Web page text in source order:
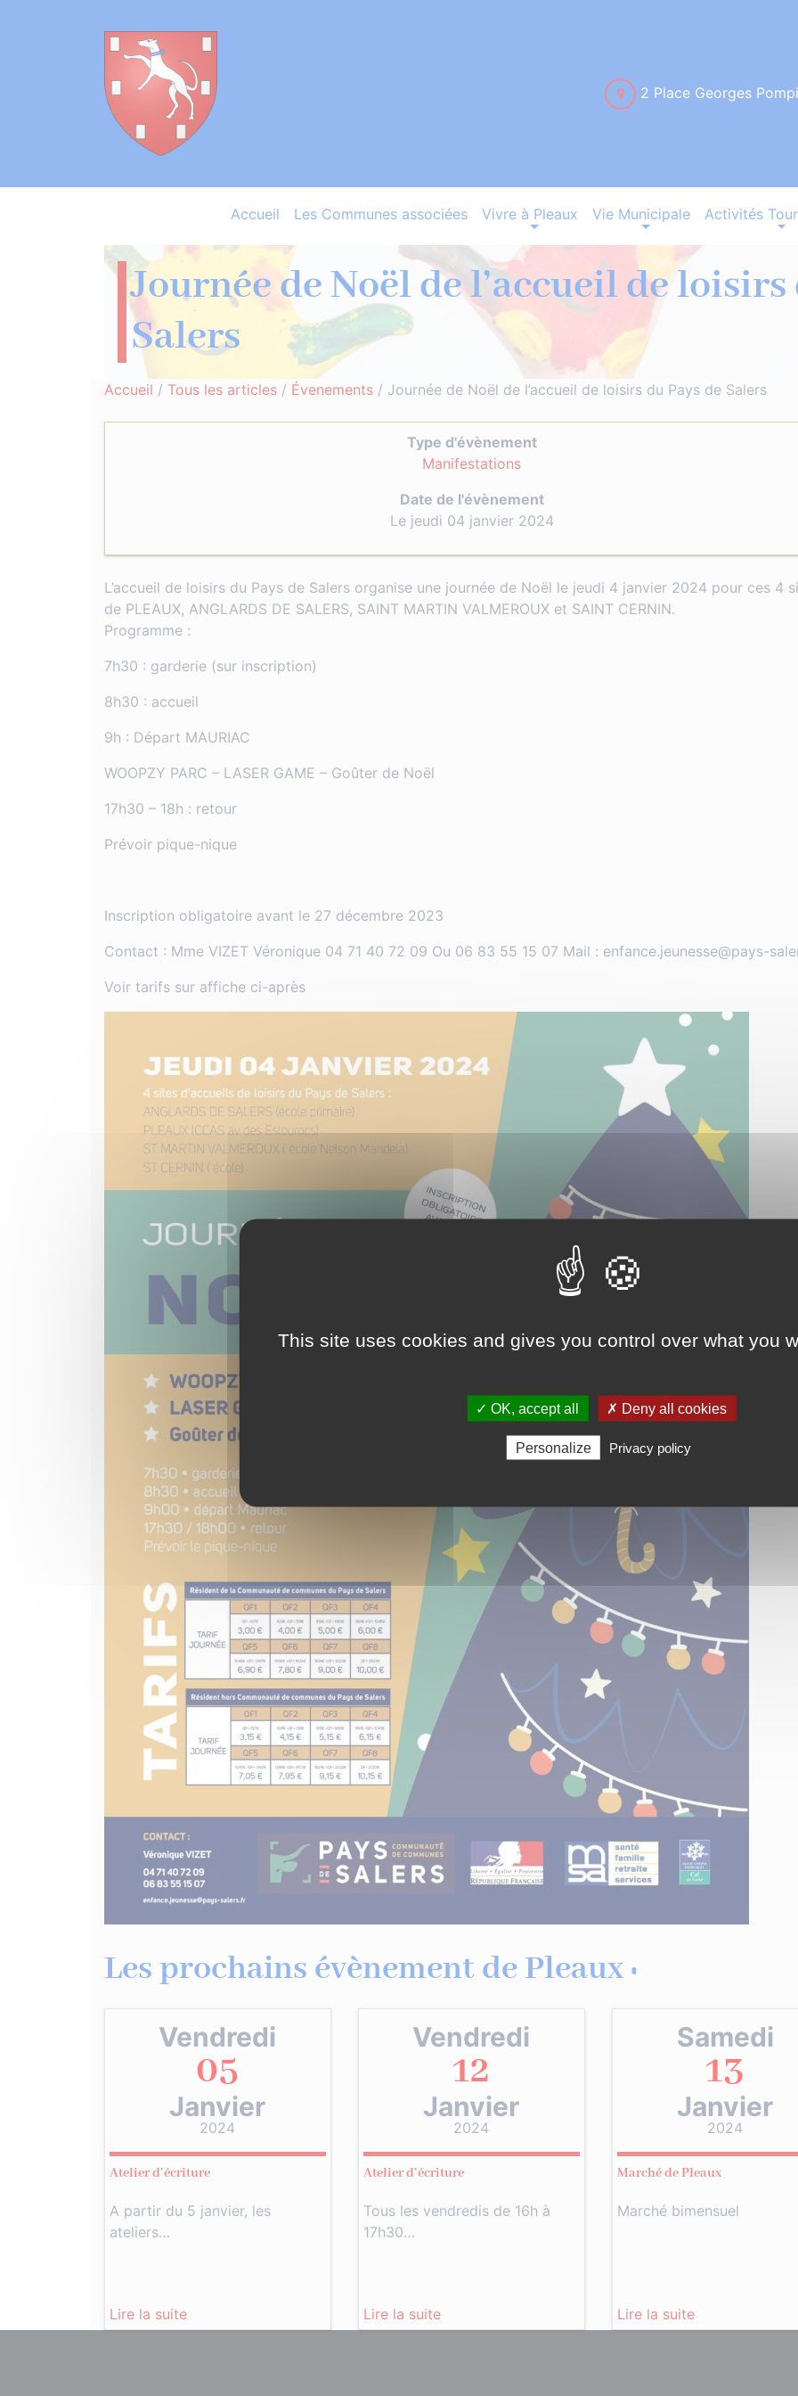
2 Place Georges
Accueil Les Communes associées Vivre à Pleaux Vie Municipale Activités
Journée de Noël de l’accueil de loisirs
Salers
Accueil / Tous les articles / Évenements / Journée de Noël de l’accueil de loisirs du Pays de Salers
Type d'évènement
Manifestations
Date de l'évènement
Le jeudi 04 janvier 2024
L’accueil de loisirs du Pays de Salers organise une journée de Noël le jeudi 4 janvier 2024 pour ces 4
de PLEAUX, ANGLARDS DE SALERS, SAINT MARTIN VALMEROUX et SAINT CERNIN.
Programme :
7h30 : garderie (sur inscription)
8h30 : accueil
9h : Départ MAURIAC
WOOPZY PARC – LASER GAME – Goûter de Noël
17h30 – 18h : retour
Prévoir pique-nique
Inscription obligatoire avant le 27 décembre 2023
Contact : Mme VIZET Véronique 04 71 40 72 09 Ou 06 83 55 15 07 Mail : enfance.jeunesse@pays-
Voir tarifs sur affiche ci-après
Les prochains évènement de Pleaux :
Vendredi
05
Janvier
2024
Atelier d’écriture
A partir du 5 janvier, les
ateliers…
Lire la suite
Vendredi
12
Janvier
2024
Atelier d’écriture
Tous les vendredis de 16h à
17h30…
Lire la suite
Samedi
13
Janvier
2024
Marché de Pleaux
Marché bimensuel
Lire la suite
This site uses cookies and gives you control over what you
✓ OK, accept all ✗ Deny all cookies
Personalize Privacy policy